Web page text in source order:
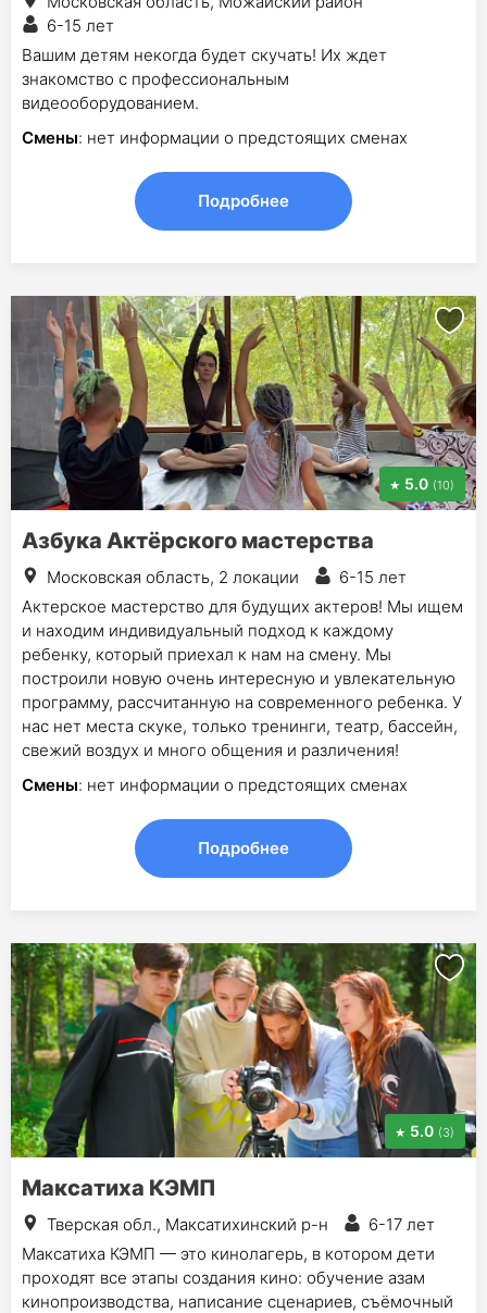
6-15 лет
Вашим детям некогда будет скучать! Их ждет
знакомство с профессиональным
видеооборудованием.
Смены: нет информации о предстоящих сменах
Подробнее
5.0 (10)
Азбука Актёрского мастерства
Московская область, 2 локации
6-15 лет
Актерское мастерство для будущих актеров! Мы ищем
и находим индивидуальный подход к каждому
ребенку, который приехал к нам на смену. Мы
построили новую очень интересную и увлекательную
программу, рассчитанную на современного ребенка. У
нас нет места скуке, только тренинги, театр, бассейн,
свежий воздух и много общения и различения!
Смены: нет информации о предстоящих сменах
Подробнее
5.0 (3)
Максатиха КЭМП
Тверская обл., Максатихинский р-н
6-17 лет
Максатиха КЭМП — это кинолагерь, в котором дети
проходят все этапы создания кино: обучение азам
кинопроизводства, написание сценариев, съёмочный